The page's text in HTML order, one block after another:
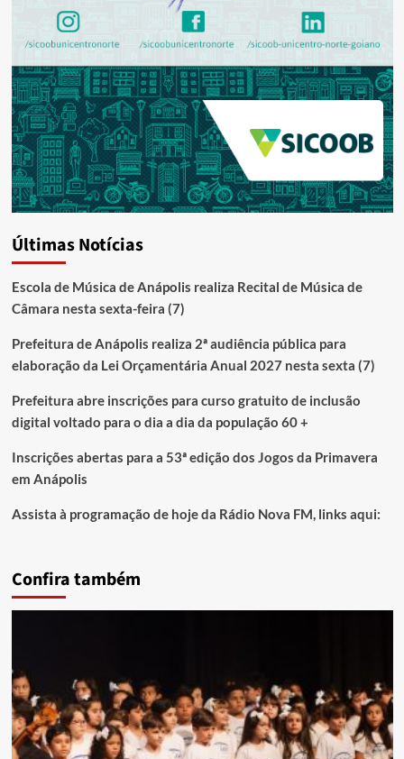
Últimas Notícias
Escola de Música de Anápolis realiza Recital de Música de
Câmara nesta sexta-feira (7)
Prefeitura de Anápolis realiza 2ª audiência pública para
elaboração da Lei Orçamentária Anual 2027 nesta sexta (7)
Prefeitura abre inscrições para curso gratuito de inclusão
digital voltado para o dia a dia da população 60 +
Inscrições abertas para a 53ª edição dos Jogos da Primavera
em Anápolis
Assista à programação de hoje da Rádio Nova FM, links aqui:
Confira também